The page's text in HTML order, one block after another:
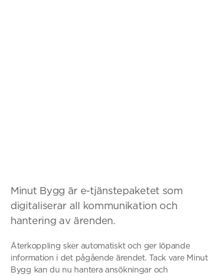
Minut Bygg är e-tjänstepaketet som
digitaliserar all kommunikation och
hantering av ärenden.
Återkoppling sker automatiskt och ger löpande
information i det pågående ärendet. Tack vare Minut
Bygg kan du nu hantera ansökningar och